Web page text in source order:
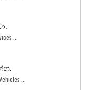
...
...